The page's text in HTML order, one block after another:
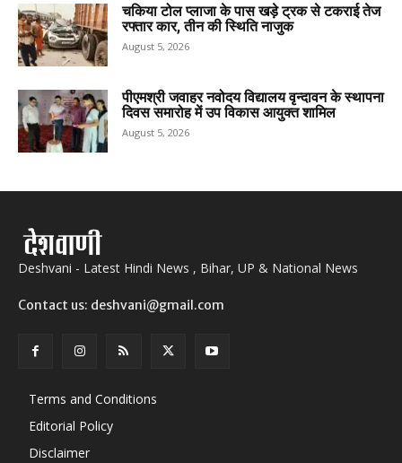
चकिया टोल प्लाजा के पास खड़े ट्रक से टकराई तेज
रफ्तार कार, तीन की स्थिति नाजुक
August 5, 2026
पीएमश्री जवाहर नवोदय विद्यालय वृन्दावन के स्थापना
दिवस समारोह में उप विकास आयुक्त शामिल
August 5, 2026
Deshvani - Latest Hindi News , Bihar, UP & National News
Contact us: deshvani@gmail.com
Terms and Conditions
Editorial Policy
Disclaimer